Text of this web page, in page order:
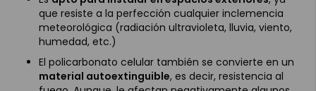
que resiste a la perfección cualquier inclemencia
meteorológica (radiación ultravioleta, lluvia, viento,
humedad, etc.)
El policarbonato celular también se convierte en un
material autoextinguible, es decir, resistencia al